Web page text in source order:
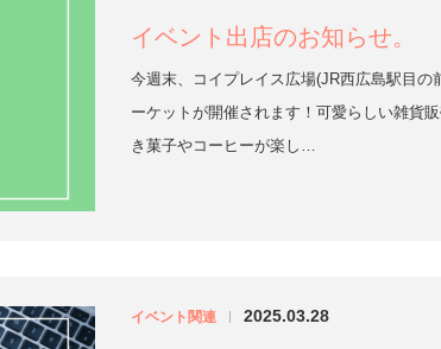
イベント出店のお知らせ。
今週末、コイプレイス広場(JR西広島駅目の
ーケットが開催されます！可愛らしい雑貨
き菓子やコーヒーが楽し…
イベント関連 | 2025.03.28